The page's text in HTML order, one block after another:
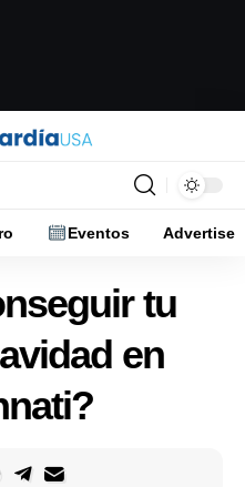
Eventos Advertise
tu
en